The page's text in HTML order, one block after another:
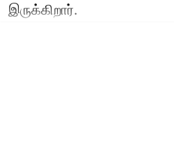
இருக்கிறார்.